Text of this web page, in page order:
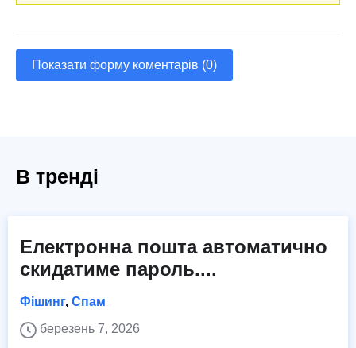
Показати форму коментарів (0)
В тренді
Електронна пошта автоматично
скидатиме пароль....
Фішинг, Спам
березень 7, 2026